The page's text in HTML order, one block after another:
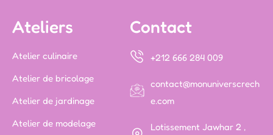
Ateliers
Atelier culinaire
Atelier de bricolage
Atelier de jardinage
Atelier de modelage
Contact
+212 666 284 009
contact@monuniverscrech
e.com
Lotissement Jawhar 2 ,